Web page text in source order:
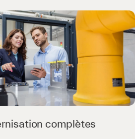
complètes